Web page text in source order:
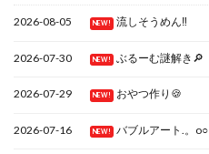
2026-08-05 NEW! 流しそうめん‼
2026-07-30 NEW! ぶるーむ謎解き🔎
2026-07-29 NEW! おやつ作り🍪
2026-07-16 NEW! バブルアート.。o○